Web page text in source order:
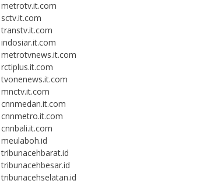
metrotv.it.com
sctv.it.com
transtv.it.com
indosiar.it.com
metrotvnews.it.com
rctiplus.it.com
tvonenews.it.com
mnctv.it.com
cnnmedan.it.com
cnnmetro.it.com
cnnbali.it.com
meulaboh.id
tribunacehbarat.id
tribunacehbesar.id
tribunacehselatan.id